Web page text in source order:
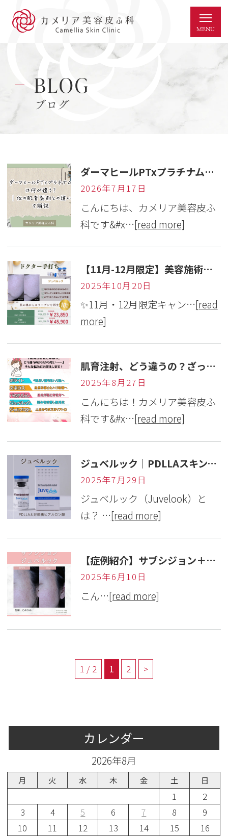
BLOG
ブログ
ダーマヒールPTxプラチナムは何が違う？│他の肌育製剤との違いを解説
2026年7月17日
こんにちは、カメリア美容皮ふ
科です&#x…[read more]
【11月-12月限定】美容施術がお得に受けられるキャンペーン
2025年10月20日
✨11月・12月限定キャン…[read
more]
肌育注射、どう違うの？ざっくり比較表まとめ！
2025年8月27日
こんにちは！カメリア美容皮ふ
科です&#x…[read more]
ジュベルック｜PDLLAスキンブースターで赤み・毛穴・肌質改善【岐阜・カメリア美容皮ふ科】
2025年7月29日
ジュベルック（Juvelook）と
は？ …[read more]
【症例紹介】サブシジョン＋ジュベルックでのニキビ跡瘢痕治療（こめかみ・頬）
2025年6月10日
こん…[read more]
1 / 2 1 2 >
カレンダー
2026年8月
月 火 水 木 金 土 日
1
2
3
4 5 6 7 8
9
10
11 12 13 14 15
16